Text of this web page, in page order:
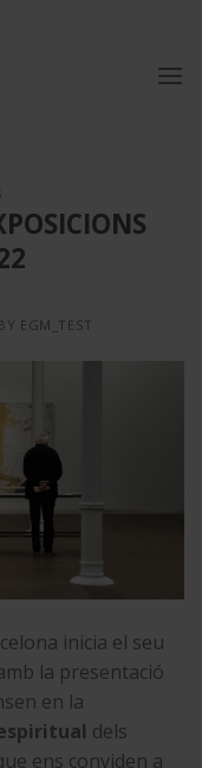
EGM_TEST
inicia el seu
la presentació
en la
dels
ens conviden a